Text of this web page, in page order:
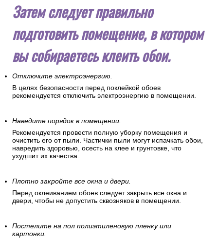
Затем следует правильно
подготовить помещение, в котором
вы собираетесь клеить обои.
Отключите электроэнергию.
В целях безопасности перед поклейкой обоев
рекомендуется отключить электроэнергию в помещении.
Наведите порядок в помещении.
Рекомендуется провести полную уборку помещения и
очистить его от пыли. Частички пыли могут испачкать обои,
навредить здоровью, осесть на клее и грунтовке, что
ухудшит их качества.
Плотно закройте все окна и двери.
Перед оклеиванием обоев следует закрыть все окна и
двери, чтобы не допустить сквозняков в помещении.
Постелите на пол полиэтиленовую пленку или
картонки.